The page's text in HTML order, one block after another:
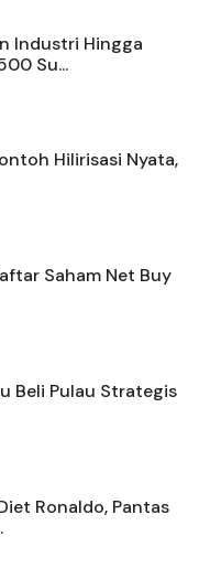
Industri Hingga
Su...
Hilirisasi Nyata,
Saham Net Buy
Beli Pulau Strategis
Ronaldo, Pantas